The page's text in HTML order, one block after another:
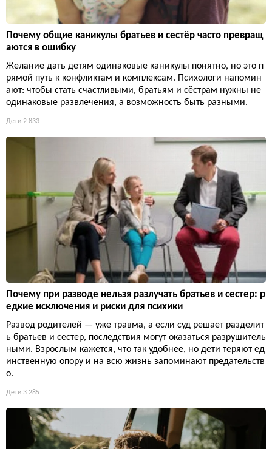
Почему общие каникулы братьев и сестёр часто превращ
аются в ошибку
Желание дать детям одинаковые каникулы понятно, но это п
рямой путь к конфликтам и комплексам. Психологи напомин
ают: чтобы стать счастливыми, братьям и сёстрам нужны не
одинаковые развлечения, а возможность быть разными.
Дети 2 833
Почему при разводе нельзя разлучать братьев и сестер: р
едкие исключения и риски для психики
Развод родителей — уже травма, а если суд решает разделит
ь братьев и сестер, последствия могут оказаться разрушитель
ными. Взрослым кажется, что так удобнее, но дети теряют ед
инственную опору и на всю жизнь запоминают предательств
о.
Дети 3 285